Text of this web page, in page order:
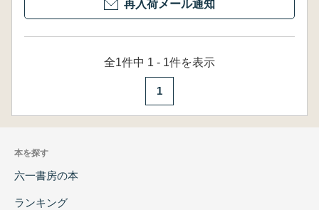
再入荷メール通知
全1件中 1 - 1件を表示
1
本を探す
六一書房の本
ランキング